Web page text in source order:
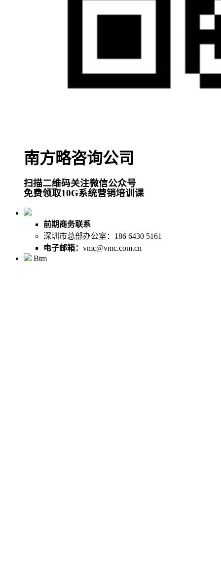
南方略咨询公司
扫描二维码关注微信公众号
免费领取10G系统营销培训课
前期商务联系
深圳市总部办公室：186 6430 5161
电子邮箱： vmc@vmc.com.cn
Btm